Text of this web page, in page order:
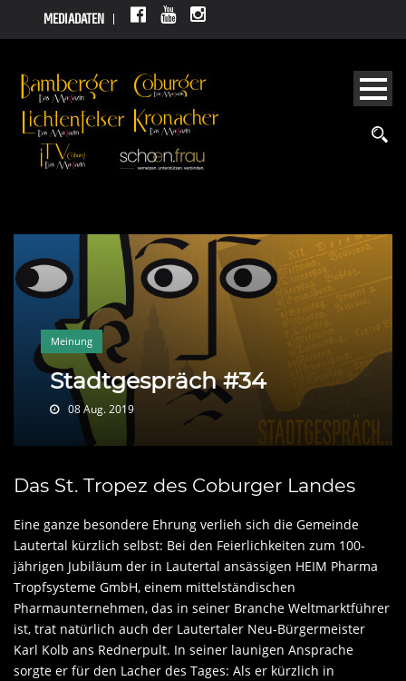
MEDIADATEN
Meinung
Stadtgespräch #34
08 Aug. 2019
Das St. Tropez des Coburger Landes
Eine ganze besondere Ehrung verlieh sich die Gemeinde
Lautertal kürzlich selbst: Bei den Feierlichkeiten zum 100-
jährigen Jubiläum der in Lautertal ansässigen HEIM Pharma
Tropfsysteme GmbH, einem mittelständischen
Pharmaunternehmen, das in seiner Branche Weltmarktführer
ist, trat natürlich auch der Lautertaler Neu-Bürgermeister
Karl Kolb ans Rednerpult. In seiner launigen Ansprache
sorgte er für den Lacher des Tages: Als er kürzlich in